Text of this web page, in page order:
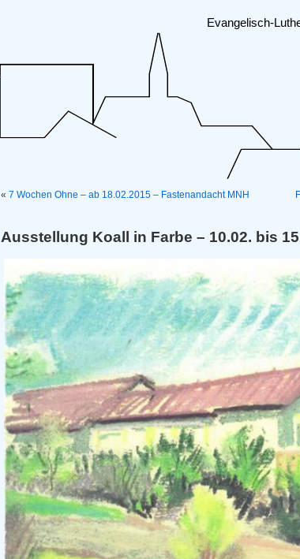
Evangelisch-
« 7 Wochen Ohne – ab 18.02.2015 – Fastenandacht MNH
Ausstellung Koall in Farbe – 10.02. bis